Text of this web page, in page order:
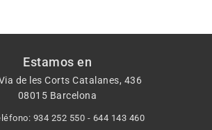
Estamos en
de les Corts Catalanes, 436
08015 Barcelona
934 252 550 - 644 143 460